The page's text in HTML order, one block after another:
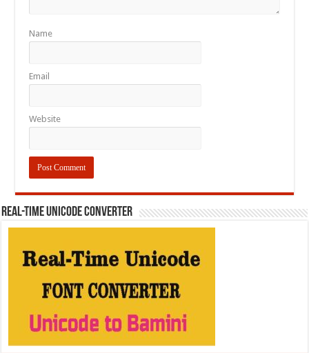
Name
Email
Website
REAL-TIME UNICODE CONVERTER